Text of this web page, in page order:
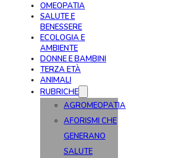
OMEOPATIA
SALUTE E
BENESSERE
ECOLOGIA E
AMBIENTE
DONNE E BAMBINI
TERZA ETÀ
ANIMALI
RUBRICHE
AGROMEOPATIA
AFORISMI CHE
GENERANO
SALUTE